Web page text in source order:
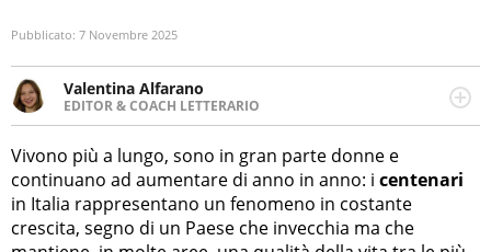
Pubblicato: 7 Novembre 2025
Valentina Alfarano
EDITOR & COACH LETTERARIO
Lavorare con le storie è la mia missione! Specializzata in
storytelling di viaggi, lavoro come editor di narrativa e
coach di scrittura creativa.
Vivono più a lungo, sono in gran parte donne e
continuano ad aumentare di anno in anno: i centenari
in Italia rappresentano un fenomeno in costante
crescita, segno di un Paese che invecchia ma che